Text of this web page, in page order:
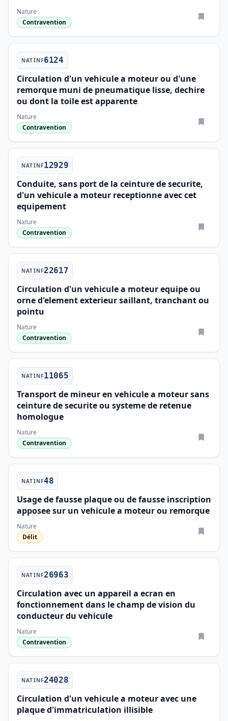
Nature
Contravention
NATINF6124
Circulation d'un vehicule a moteur ou d'une
remorque muni de pneumatique lisse, dechire
ou dont la toile est apparente
Nature
Contravention
NATINF12929
Conduite, sans port de la ceinture de securite,
d'un vehicule a moteur receptionne avec cet
equipement
Nature
Contravention
NATINF22617
Circulation d'un vehicule a moteur equipe ou
orne d'element exterieur saillant, tranchant ou
pointu
Nature
Contravention
NATINF11065
Transport de mineur en vehicule a moteur sans
ceinture de securite ou systeme de retenue
homologue
Nature
Contravention
NATINF48
Usage de fausse plaque ou de fausse inscription
apposee sur un vehicule a moteur ou remorque
Nature
Délit
NATINF26963
Circulation avec un appareil a ecran en
fonctionnement dans le champ de vision du
conducteur du vehicule
Nature
Contravention
NATINF24028
Circulation d'un vehicule a moteur avec une
plaque d'immatriculation illisible